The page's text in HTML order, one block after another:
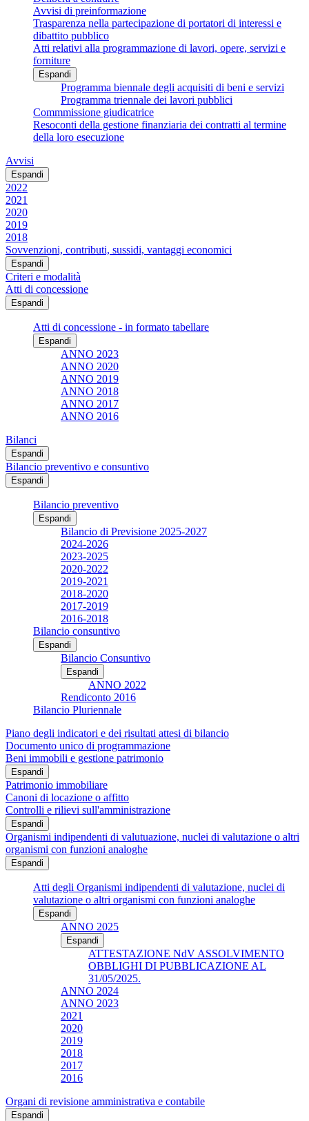
Avvisi di preinformazione
Trasparenza nella partecipazione di portatori di interessi e
dibattito pubblico
Atti relativi alla programmazione di lavori, opere, servizi e
forniture
Espandi
Programma biennale degli acquisiti di beni e servizi
Programma triennale dei lavori pubblici
Commmissione giudicatrice
Resoconti della gestione finanziaria dei contratti al termine
della loro esecuzione
Avvisi
Espandi
2022
2021
2020
2019
2018
Sovvenzioni, contributi, sussidi, vantaggi economici
Espandi
Criteri e modalità
Atti di concessione
Espandi
Atti di concessione - in formato tabellare
Espandi
ANNO 2023
ANNO 2020
ANNO 2019
ANNO 2018
ANNO 2017
ANNO 2016
Bilanci
Espandi
Bilancio preventivo e consuntivo
Espandi
Bilancio preventivo
Espandi
Bilancio di Previsione 2025-2027
2024-2026
2023-2025
2020-2022
2019-2021
2018-2020
2017-2019
2016-2018
Bilancio consuntivo
Espandi
Bilancio Consuntivo
Espandi
ANNO 2022
Rendiconto 2016
Bilancio Pluriennale
Piano degli indicatori e dei risultati attesi di bilancio
Documento unico di programmazione
Beni immobili e gestione patrimonio
Espandi
Patrimonio immobiliare
Canoni di locazione o affitto
Controlli e rilievi sull'amministrazione
Espandi
Organismi indipendenti di valutuazione, nuclei di valutazione o altri
organismi con funzioni analoghe
Espandi
Atti degli Organismi indipendenti di valutazione, nuclei di
valutazione o altri organismi con funzioni analoghe
Espandi
ANNO 2025
Espandi
ATTESTAZIONE NdV ASSOLVIMENTO
OBBLIGHI DI PUBBLICAZIONE AL
31/05/2025.
ANNO 2024
ANNO 2023
2021
2020
2019
2018
2017
2016
Organi di revisione amministrativa e contabile
Espandi